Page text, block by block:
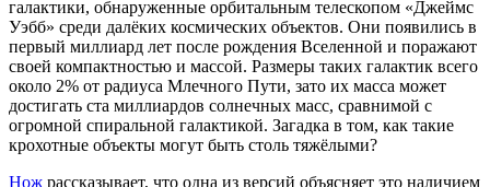
галактики, обнаруженные орбитальным телескопом «Джеймс
Уэбб» среди далёких космических объектов. Они появились в
первый миллиард лет после рождения Вселенной и поражают
своей компактностью и массой. Размеры таких галактик всего
около 2% от радиуса Млечного Пути, зато их масса может
достигать ста миллиардов солнечных масс, сравнимой с
огромной спиральной галактикой. Загадка в том, как такие
крохотные объекты могут быть столь тяжёлыми?
Нож рассказывает, что одна из версий объясняет это наличием